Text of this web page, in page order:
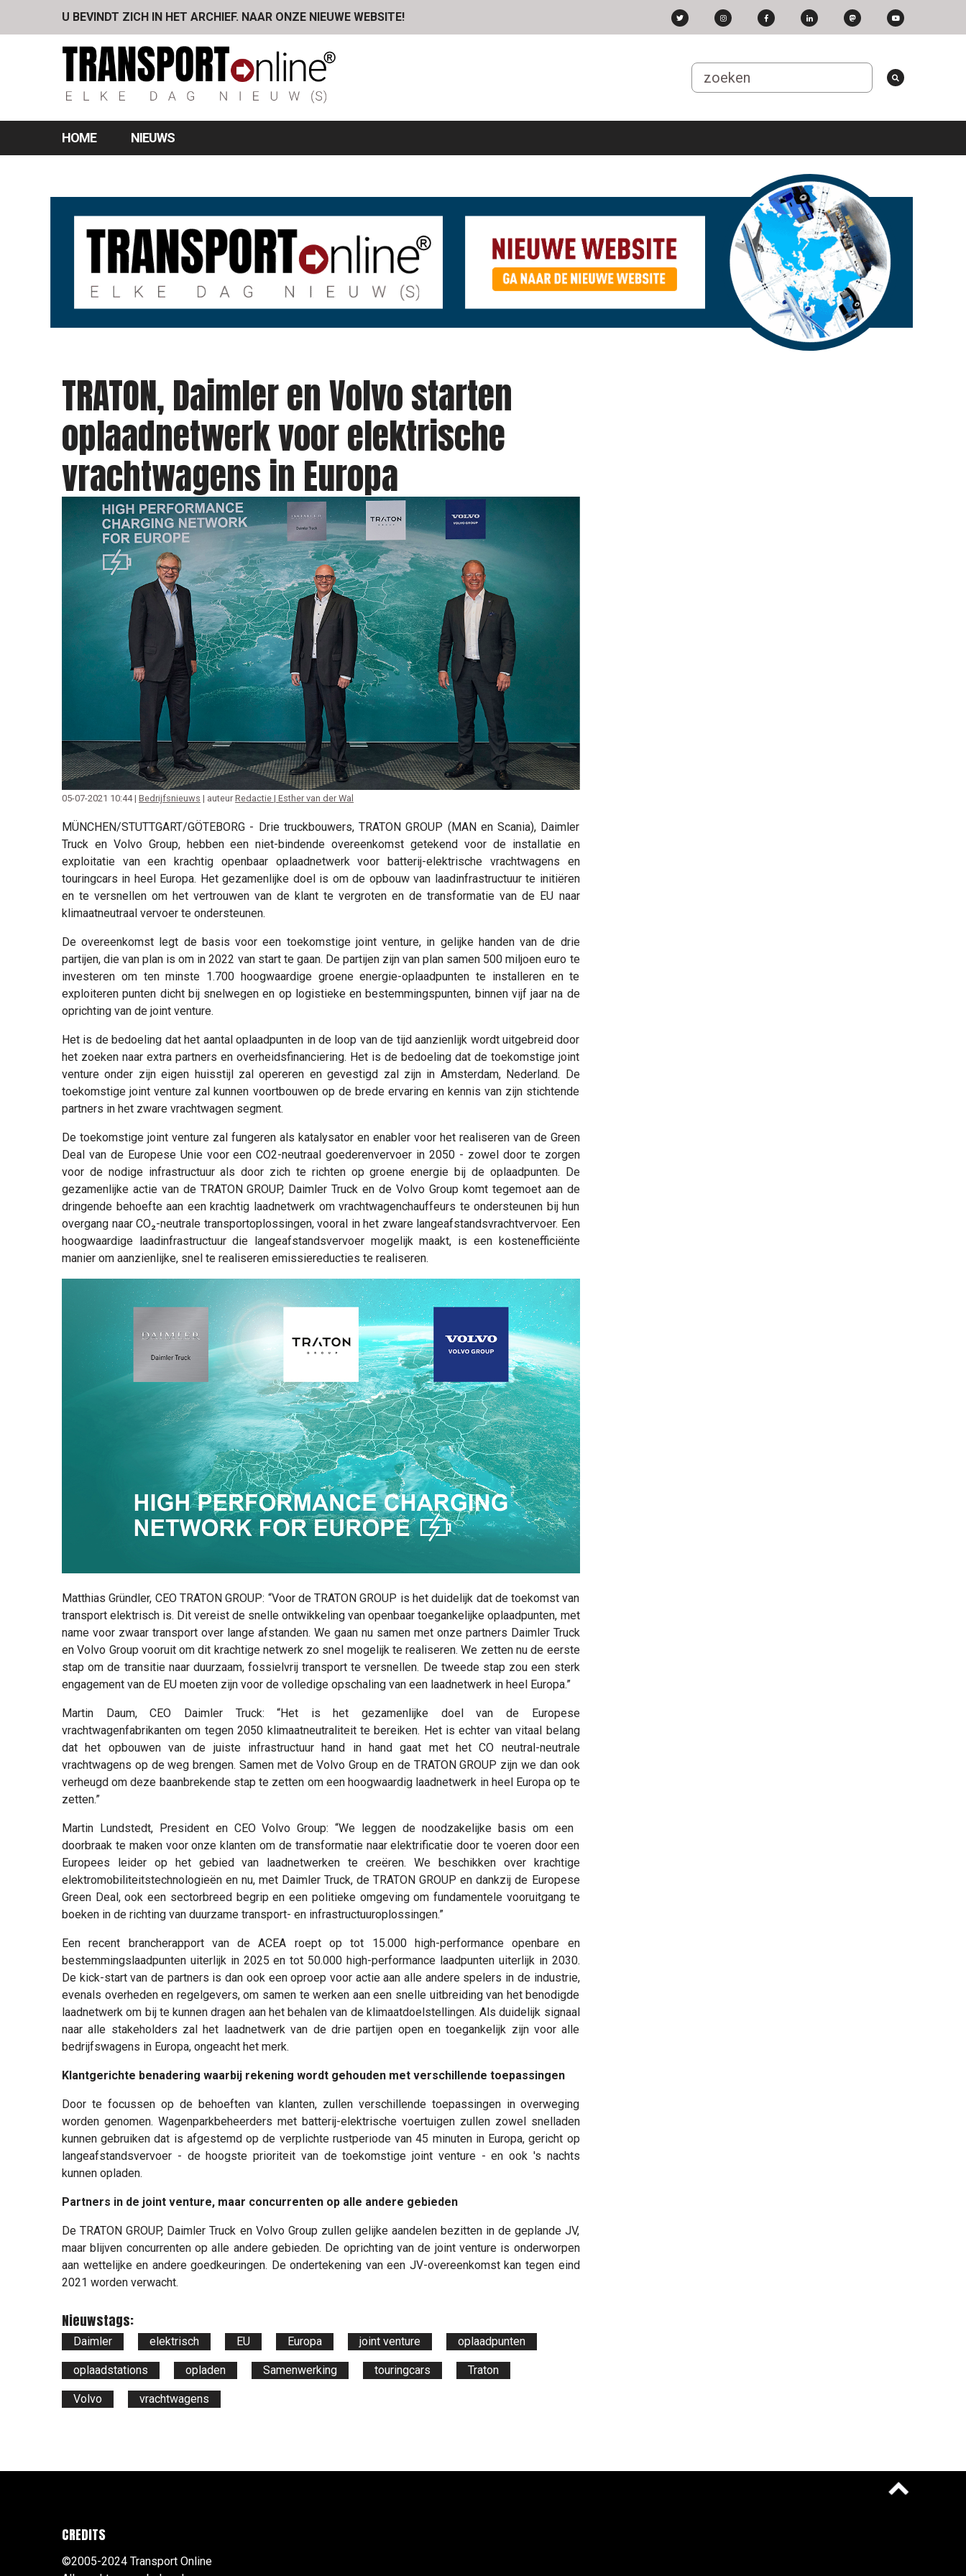
U BEVINDT ZICH IN HET ARCHIEF. NAAR ONZE NIEUWE WEBSITE!
HOME NIEUWS
TRATON, Daimler en Volvo starten
oplaadnetwerk voor elektrische
vrachtwagens in Europa
05-07-2021 10:44 | Bedrijfsnieuws | auteur Redactie | Esther van der Wal
MÜNCHEN/STUTTGART/GÖTEBORG - Drie truckbouwers, TRATON GROUP (MAN en Scania), Daimler
Truck en Volvo Group, hebben een niet-bindende overeenkomst getekend voor de installatie en
exploitatie van een krachtig openbaar oplaadnetwerk voor batterij-elektrische vrachtwagens en
touringcars in heel Europa. Het gezamenlijke doel is om de opbouw van laadinfrastructuur te initiëren
en te versnellen om het vertrouwen van de klant te vergroten en de transformatie van de EU naar
klimaatneutraal vervoer te ondersteunen.
De overeenkomst legt de basis voor een toekomstige joint venture, in gelijke handen van de drie
partijen, die van plan is om in 2022 van start te gaan. De partijen zijn van plan samen 500 miljoen euro te
investeren om ten minste 1.700 hoogwaardige groene energie-oplaadpunten te installeren en te
exploiteren punten dicht bij snelwegen en op logistieke en bestemmingspunten, binnen vijf jaar na de
oprichting van de joint venture.
Het is de bedoeling dat het aantal oplaadpunten in de loop van de tijd aanzienlijk wordt uitgebreid door
het zoeken naar extra partners en overheidsfinanciering. Het is de bedoeling dat de toekomstige joint
venture onder zijn eigen huisstijl zal opereren en gevestigd zal zijn in Amsterdam, Nederland. De
toekomstige joint venture zal kunnen voortbouwen op de brede ervaring en kennis van zijn stichtende
partners in het zware vrachtwagen segment.
De toekomstige joint venture zal fungeren als katalysator en enabler voor het realiseren van de Green
Deal van de Europese Unie voor een CO2-neutraal goederenvervoer in 2050 - zowel door te zorgen
voor de nodige infrastructuur als door zich te richten op groene energie bij de oplaadpunten. De
gezamenlijke actie van de TRATON GROUP, Daimler Truck en de Volvo Group komt tegemoet aan de
dringende behoefte aan een krachtig laadnetwerk om vrachtwagenchauffeurs te ondersteunen bij hun
overgang naar CO₂-neutrale transportoplossingen, vooral in het zware langeafstandsvrachtvervoer. Een
hoogwaardige laadinfrastructuur die langeafstandsvervoer mogelijk maakt, is een kostenefficiënte
manier om aanzienlijke, snel te realiseren emissiereducties te realiseren.
Matthias Gründler, CEO TRATON GROUP: “Voor de TRATON GROUP is het duidelijk dat de toekomst van
transport elektrisch is. Dit vereist de snelle ontwikkeling van openbaar toegankelijke oplaadpunten, met
name voor zwaar transport over lange afstanden. We gaan nu samen met onze partners Daimler Truck
en Volvo Group vooruit om dit krachtige netwerk zo snel mogelijk te realiseren. We zetten nu de eerste
stap om de transitie naar duurzaam, fossielvrij transport te versnellen. De tweede stap zou een sterk
engagement van de EU moeten zijn voor de volledige opschaling van een laadnetwerk in heel Europa.”
Martin Daum, CEO Daimler Truck: “Het is het gezamenlijke doel van de Europese
vrachtwagenfabrikanten om tegen 2050 klimaatneutraliteit te bereiken. Het is echter van vitaal belang
dat het opbouwen van de juiste infrastructuur hand in hand gaat met het CO neutral-neutrale
vrachtwagens op de weg brengen. Samen met de Volvo Group en de TRATON GROUP zijn we dan ook
verheugd om deze baanbrekende stap te zetten om een ​​hoogwaardig laadnetwerk in heel Europa op te
zetten.”
Martin Lundstedt, President en CEO Volvo Group: “We leggen de noodzakelijke basis om een ​​
doorbraak te maken voor onze klanten om de transformatie naar elektrificatie door te voeren door een
Europees leider op het gebied van laadnetwerken te creëren. We beschikken over krachtige
elektromobiliteitstechnologieën en nu, met Daimler Truck, de TRATON GROUP en dankzij de Europese
Green Deal, ook een sectorbreed begrip en een politieke omgeving om fundamentele vooruitgang te
boeken in de richting van duurzame transport- en infrastructuuroplossingen.”
Een recent brancherapport van de ACEA roept op tot 15.000 high-performance openbare en
bestemmingslaadpunten uiterlijk in 2025 en tot 50.000 high-performance laadpunten uiterlijk in 2030.
De kick-start van de partners is dan ook een oproep voor actie aan alle andere spelers in de industrie,
evenals overheden en regelgevers, om samen te werken aan een snelle uitbreiding van het benodigde
laadnetwerk om bij te kunnen dragen aan het behalen van de klimaatdoelstellingen. Als duidelijk signaal
naar alle stakeholders zal het laadnetwerk van de drie partijen open en toegankelijk zijn voor alle
bedrijfswagens in Europa, ongeacht het merk.
Klantgerichte benadering waarbij rekening wordt gehouden met verschillende toepassingen
Door te focussen op de behoeften van klanten, zullen verschillende toepassingen in overweging
worden genomen. Wagenparkbeheerders met batterij-elektrische voertuigen zullen zowel snelladen
kunnen gebruiken dat is afgestemd op de verplichte rustperiode van 45 minuten in Europa, gericht op
langeafstandsvervoer - de hoogste prioriteit van de toekomstige joint venture - en ook 's nachts
kunnen opladen.
Partners in de joint venture, maar concurrenten op alle andere gebieden
De TRATON GROUP, Daimler Truck en Volvo Group zullen gelijke aandelen bezitten in de geplande JV,
maar blijven concurrenten op alle andere gebieden. De oprichting van de joint venture is onderworpen
aan wettelijke en andere goedkeuringen. De ondertekening van een JV-overeenkomst kan tegen eind
2021 worden verwacht.
Nieuwstags:
Daimler elektrisch EU Europa joint venture oplaadpunten
oplaadstations opladen Samenwerking touringcars Traton
Volvo vrachtwagens
CREDITS
©2005-2024 Transport Online